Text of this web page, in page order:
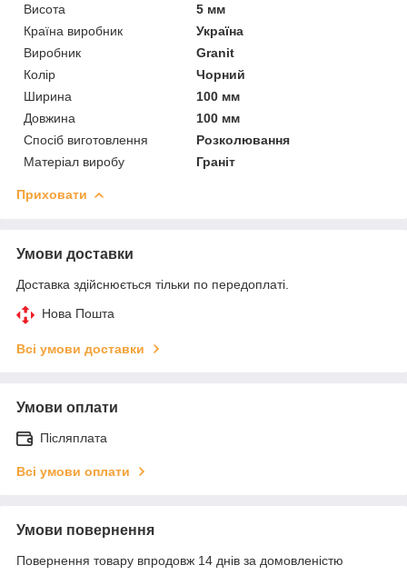
Висота
5 мм
Країна виробник
Україна
Виробник
Granit
Колір
Чорний
Ширина
100 мм
Довжина
100 мм
Спосіб виготовлення
Розколювання
Матеріал виробу
Граніт
Приховати
Умови доставки
Доставка здійснюється тільки по передоплаті.
Нова Пошта
Всі умови доставки
Умови оплати
Післяплата
Всі умови оплати
Умови повернення
Повернення товару впродовж 14 днів за домовленістю